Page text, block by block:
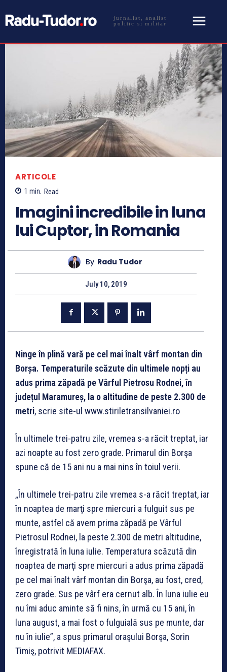
jurnalist, analist
politic si militar
ARTICOLE
1 min. Read
Imagini incredibile in luna
lui Cuptor, in Romania
By Radu Tudor
July 10, 2019
Ninge în plină vară pe cel mai înalt vârf montan din
Borșa. Temperaturile scăzute din ultimele nopți au
adus prima zăpadă pe Vârful Pietrosu Rodnei, în
județul Maramureș, la o altitudine de peste 2.300 de
metri, scrie site-ul www.stiriletransilvaniei.ro
În ultimele trei-patru zile, vremea s-a răcit treptat, iar
azi noapte au fost zero grade. Primarul din Borşa
spune că de 15 ani nu a mai nins în toiul verii.
„În ultimele trei-patru zile vremea s-a răcit treptat, iar
în noaptea de marţi spre miercuri a fulguit sus pe
munte, astfel că avem prima zăpadă pe Vârful
Pietrosul Rodnei, la peste 2.300 de metri altitudine,
înregistrată în luna iulie. Temperatura scăzută din
noaptea de marţi spre miercuri a adus prima zăpadă
pe cel mai înalt vârf montan din Borşa, au fost, cred,
zero grade. Sus pe vârf era cernut alb. În luna iulie eu
nu îmi aduc aminte să fi nins, în urmă cu 15 ani, în
luna august, a mai fost o fulguială sus pe munte, dar
nu în iulie”, a spus primarul oraşului Borşa, Sorin
Timiş, potrivit MEDIAFAX.